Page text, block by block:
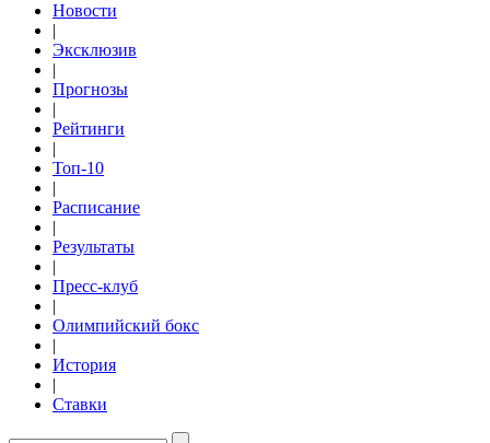
Новости
|
Эксклюзив
|
Прогнозы
|
Рейтинги
|
Топ-10
|
Расписание
|
Результаты
|
Пресс-клуб
|
Олимпийский бокс
|
История
|
Ставки